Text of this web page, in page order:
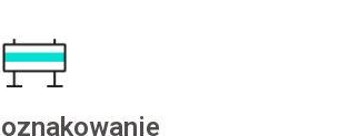
oznakowanie